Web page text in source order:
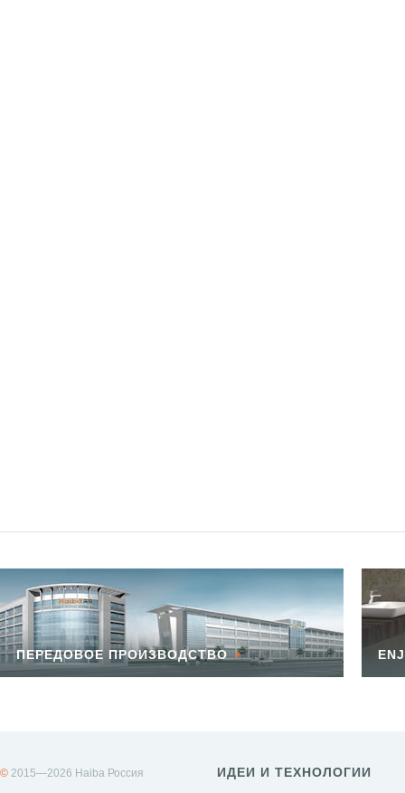
ПЕРЕДОВОЕ ПРОИЗВОДСТВО
© 2015—2026 Haiba Россия ИДЕИ И ТЕХНОЛОГИИ